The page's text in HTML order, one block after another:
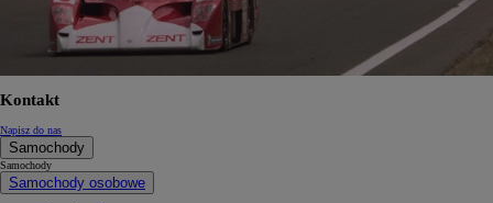
Kontakt
Napisz do nas
Samochody
Samochody
Samochody osobowe